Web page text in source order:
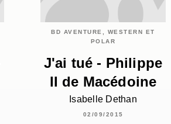
BD AVENTURE, WESTERN ET
POLAR
J'ai tué - Philippe
II de Macédoine
Isabelle Dethan
02/09/2015